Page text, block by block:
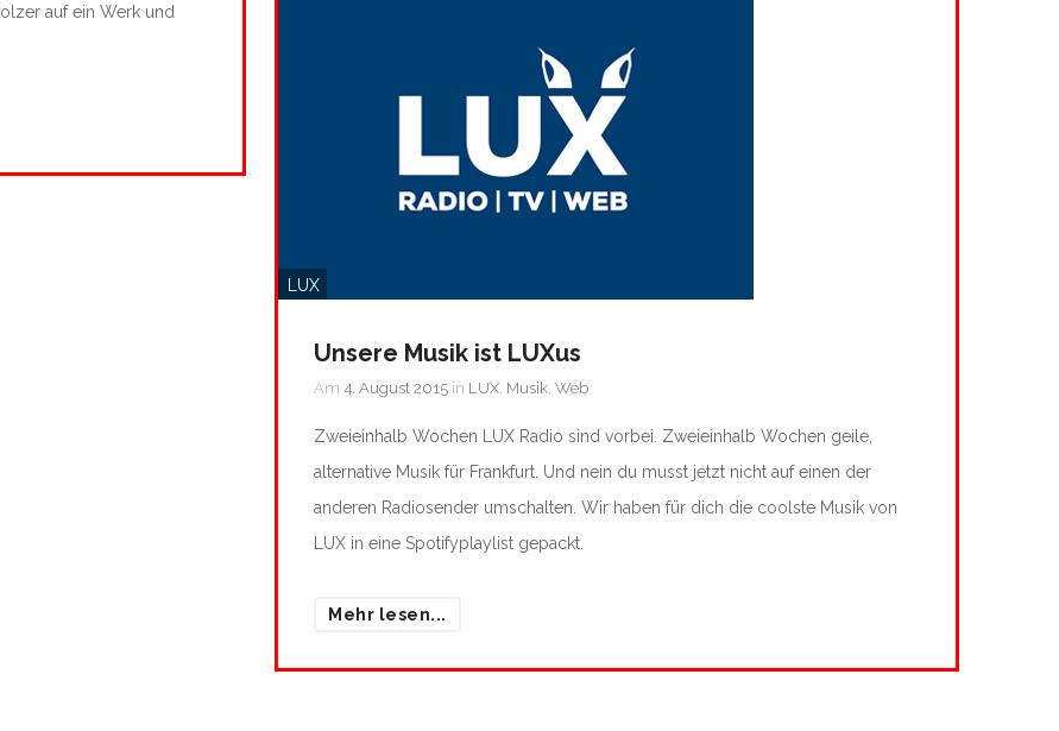
auf ein Werk und
LUX
Unsere Musik ist LUXus
Am 4. August 2015 in LUX Musik Web
Zweieinhalb Wochen LUX Radio sind vorbei. Zweieinhalb Wochen geile,
alternative Musik für Frankfurt. Und nein du musst jetzt nicht auf einen der
anderen Radiosender umschalten. Wir haben für dich die coolste Musik von
LUX in eine Spotifyplaylist gepackt.
Mehr lesen...